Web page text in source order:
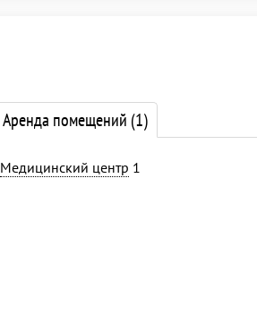
Аренда помещений (1)
Медицинский центр 1